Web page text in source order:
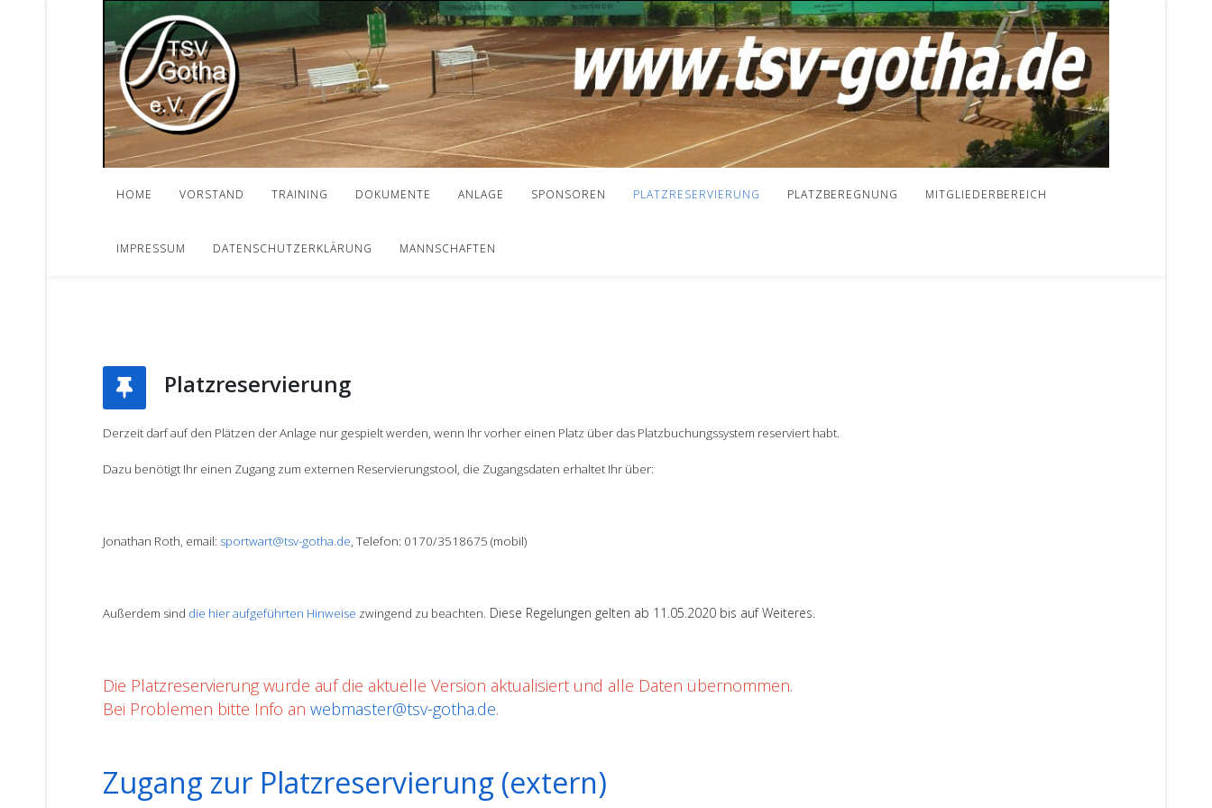
HOME VORSTAND TRAINING DOKUMENTE ANLAGE SPONSOREN PLATZRESERVIERUNG PLATZBEREGNUNG MITGLIEDERBEREICH
IMPRESSUM DATENSCHUTZERKLÄRUNG MANNSCHAFTEN
Platzreservierung
Derzeit darf auf den Plätzen der Anlage nur gespielt werden, wenn Ihr vorher einen Platz über das Platzbuchungssystem reserviert habt.
Dazu benötigt Ihr einen Zugang zum externen Reservierungstool, die Zugangsdaten erhaltet Ihr über:
Jonathan Roth, email: sportwart@tsv-gotha.de, Telefon: 0170/3518675 (mobil)
Außerdem sind die hier aufgeführten Hinweise zwingend zu beachten. Diese Regelungen gelten ab 11.05.2020 bis auf Weiteres.
Die Platzreservierung wurde auf die aktuelle Version aktualisiert und alle Daten übernommen.
Bei Problemen bitte Info an webmaster@tsv-gotha.de.
Zugang zur Platzreservierung (extern)